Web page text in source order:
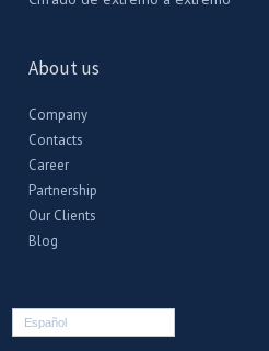
About us
Company
Contacts
Career
Partnership
Our Clients
Blog
Español